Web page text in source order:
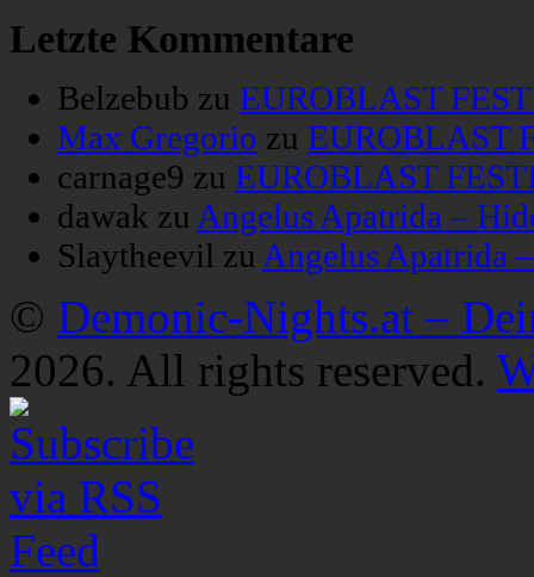
Letzte Kommentare
Belzebub zu EUROBLAST
Max Gregorio zu EUROBLAST
carnage9 zu EUROBLAST
dawak zu Angelus Apatrida –
Slaytheevil zu Angelus Apatrida
© Demonic-Nights.at –
2026. All rights reserved.